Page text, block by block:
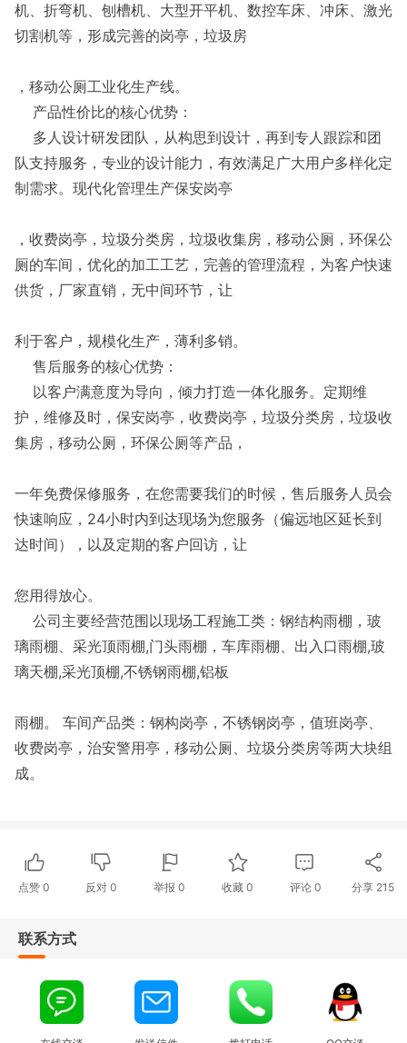
机、折弯机、刨槽机、大型开平机、数控车床、冲床、激光
切割机等，形成完善的岗亭，垃圾房
，移动公厕工业化生产线。
产品性价比的核心优势：
多人设计研发团队，从构思到设计，再到专人跟踪和团
队支持服务，专业的设计能力，有效满足广大用户多样化定
制需求。现代化管理生产保安岗亭
，收费岗亭，垃圾分类房，垃圾收集房，移动公厕，环保公
厕的车间，优化的加工工艺，完善的管理流程，为客户快速
供货，厂家直销，无中间环节，让
利于客户，规模化生产，薄利多销。
售后服务的核心优势：
以客户满意度为导向，倾力打造一体化服务。定期维
护，维修及时，保安岗亭，收费岗亭，垃圾分类房，垃圾收
集房，移动公厕，环保公厕等产品，
一年免费保修服务，在您需要我们的时候，售后服务人员会
快速响应，24小时内到达现场为您服务（偏远地区延长到
达时间），以及定期的客户回访，让
您用得放心。
公司主要经营范围以现场工程施工类：钢结构雨棚，玻
璃雨棚、采光顶雨棚,门头雨棚，车库雨棚、出入口雨棚,玻
璃天棚,采光顶棚,不锈钢雨棚,铝板
雨棚。 车间产品类：钢构岗亭，不锈钢岗亭，值班岗亭、
收费岗亭，治安警用亭，移动公厕、垃圾分类房等两大块组
成。
点赞 0 反对0 举报 0 收藏 0 评论 0 分享 215
联系方式